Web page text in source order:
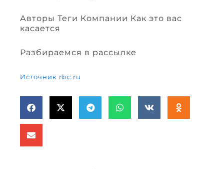
Авторы Теги Компании Как это вас
касается
Разбираемся в рассылке
Источник rbc.ru